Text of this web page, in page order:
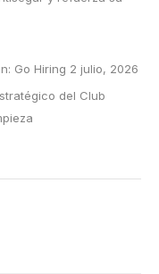
Go Hiring 2 julio, 2026
del Club